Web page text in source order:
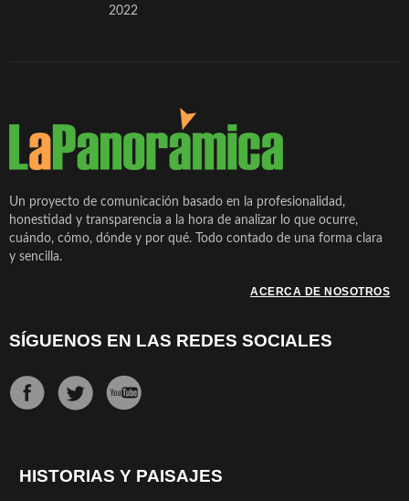
2022
Un proyecto de comunicación basado en la profesionalidad,
honestidad y transparencia a la hora de analizar lo que ocurre,
cuándo, cómo, dónde y por qué. Todo contado de una forma clara
y sencilla.
ACERCA DE NOSOTROS
SÍGUENOS EN LAS REDES SOCIALES
HISTORIAS Y PAISAJES